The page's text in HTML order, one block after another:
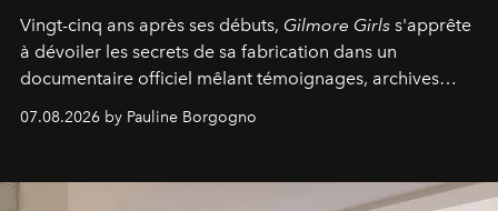
Vingt-cinq ans après ses débuts, Gilmore Girls s'apprête
à dévoiler les secrets de sa fabrication dans un
documentaire officiel mêlant témoignages, archives
générationnel.
07.08.2026 by Pauline Borgogno